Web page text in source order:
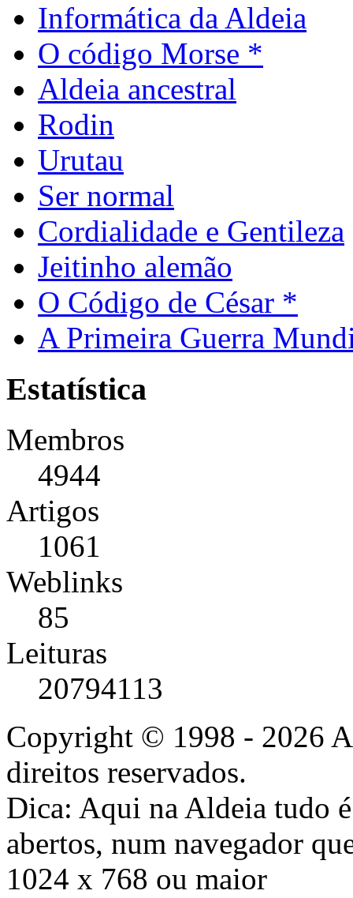
Informática da Aldeia
O código Morse *
Aldeia ancestral
Rodin
Urutau
Ser normal
Cordialidade e Gentileza
Jeitinho alemão
O Código de César *
A Primeira Guerra
Estatística
Membros
4944
Artigos
1061
Weblinks
85
Leituras
20794113
Copyright © 1998 - 2026
direitos reservados.
Dica: Aqui na Aldeia tudo
abertos, num navegador
1024 x 768 ou maior